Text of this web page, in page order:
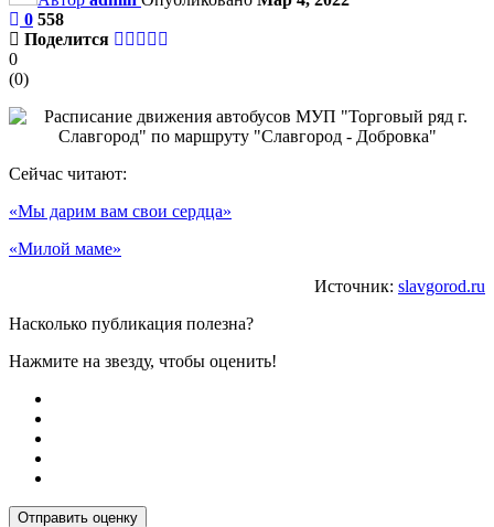
0 558
Поделится
0
(0)
Сейчас читают:
«Мы дарим вам свои сердца»
«Милой маме»
Источник: slavgorod.ru
Насколько публикация полезна?
Нажмите на звезду, чтобы оценить!
Отправить оценку